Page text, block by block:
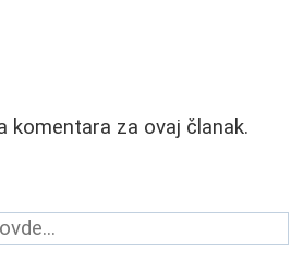
komentara za ovaj članak.